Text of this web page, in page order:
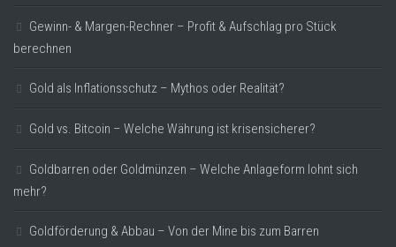
Gewinn- & Margen-Rechner – Profit & Aufschlag pro Stück
berechnen
Gold als Inflationsschutz – Mythos oder Realität?
Gold vs. Bitcoin – Welche Währung ist krisensicherer?
Goldbarren oder Goldmünzen – Welche Anlageform lohnt sich
mehr?
Goldförderung & Abbau – Von der Mine bis zum Barren